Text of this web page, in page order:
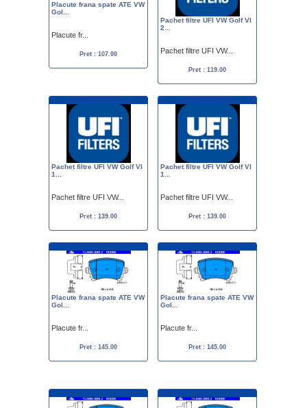
Placute frana spate ATE VW
Gol...
Placute fr...
Pret : 107.00
Pachet filtre UFI VW Golf VI
2...
Pachet filtre UFI VW...
Pret : 119.00
Pachet filtre UFI VW Golf VI
1...
Pachet filtre UFI VW...
Pret : 139.00
Pachet filtre UFI VW Golf VI
1...
Pachet filtre UFI VW...
Pret : 139.00
Placute frana spate ATE VW
Gol...
Placute fr...
Pret : 145.00
Placute frana spate ATE VW
Gol...
Placute fr...
Pret : 145.00